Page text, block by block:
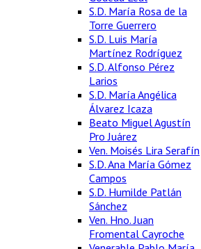
S.D. María Rosa de la
Torre Guerrero
S.D. Luis María
Martínez Rodríguez
S.D. Alfonso Pérez
Larios
S.D. María Angélica
Álvarez Icaza
Beato Miguel Agustín
Pro Juárez
Ven. Moisés Lira Serafín
S.D. Ana María Gómez
Campos
S.D. Humilde Patlán
Sánchez
Ven. Hno. Juan
Fromental Cayroche